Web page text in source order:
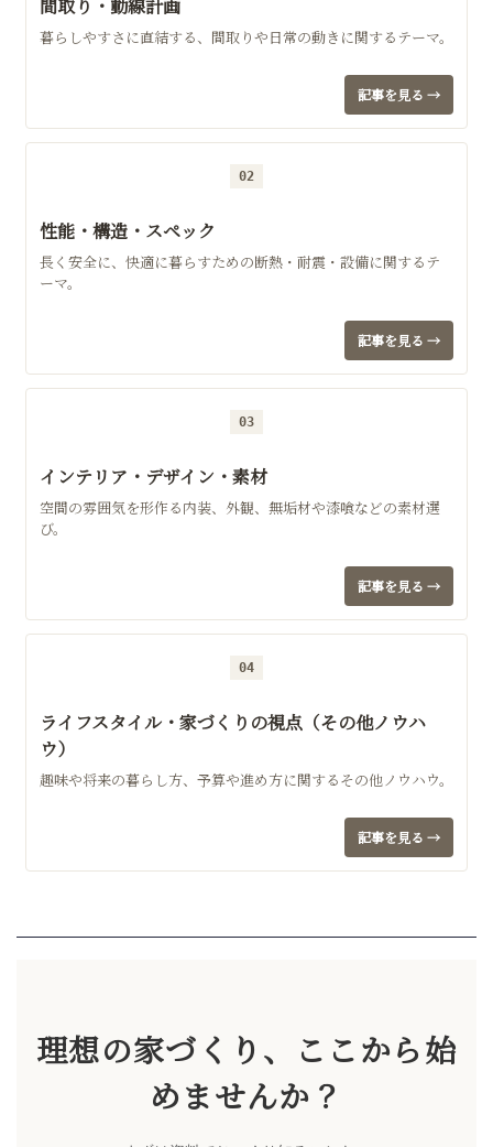
間取り・動線計画
暮らしやすさに直結する、間取りや日常の動きに関するテーマ。
記事を見る →
02
性能・構造・スペック
長く安全に、快適に暮らすための断熱・耐震・設備に関するテ
ーマ。
記事を見る →
03
インテリア・デザイン・素材
空間の雰囲気を形作る内装、外観、無垢材や漆喰などの素材選
び。
記事を見る →
04
ライフスタイル・家づくりの視点（その他ノウハ
ウ）
趣味や将来の暮らし方、予算や進め方に関するその他ノウハウ。
記事を見る →
理想の家づくり、ここから始
めませんか？